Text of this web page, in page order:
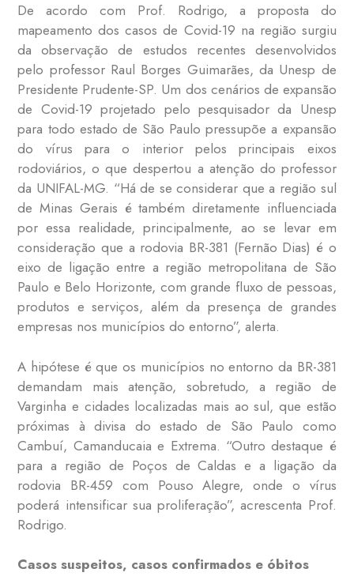
De acordo com Prof. Rodrigo, a proposta do
mapeamento dos casos de Covid-19 na região surgiu
da observação de estudos recentes desenvolvidos
pelo professor Raul Borges Guimarães, da Unesp de
Presidente Prudente-SP. Um dos cenários de expansão
de Covid-19 projetado pelo pesquisador da Unesp
para todo estado de São Paulo pressupõe a expansão
do vírus para o interior pelos principais eixos
rodoviários, o que despertou a atenção do professor
da UNIFAL-MG. “Há de se considerar que a região sul
de Minas Gerais é também diretamente influenciada
por essa realidade, principalmente, ao se levar em
consideração que a rodovia BR-381 (Fernão Dias) é o
eixo de ligação entre a região metropolitana de São
Paulo e Belo Horizonte, com grande fluxo de pessoas,
produtos e serviços, além da presença de grandes
empresas nos municípios do entorno”, alerta.
A hipótese é que os municípios no entorno da BR-381
demandam mais atenção, sobretudo, a região de
Varginha e cidades localizadas mais ao sul, que estão
próximas à divisa do estado de São Paulo como
Cambuí, Camanducaia e Extrema. “Outro destaque é
para a região de Poços de Caldas e a ligação da
rodovia BR-459 com Pouso Alegre, onde o vírus
poderá intensificar sua proliferação”, acrescenta Prof.
Rodrigo.
Casos suspeitos, casos confirmados e óbitos